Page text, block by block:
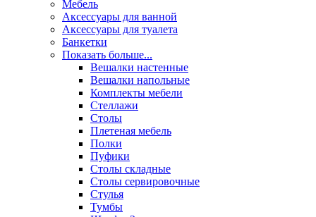
Мебель
Аксессуары для ванной
Аксессуары для туалета
Банкетки
Показать больше...
Вешалки настенные
Вешалки напольные
Комплекты мебели
Стеллажи
Столы
Плетеная мебель
Полки
Пуфики
Столы складные
Столы сервировочные
Стулья
Тумбы